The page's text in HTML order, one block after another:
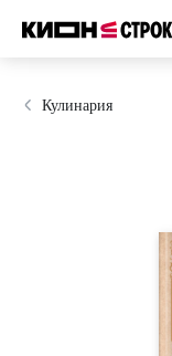
Кулинария